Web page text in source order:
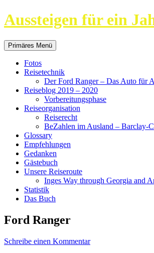
Aussteigen für ein
Suchen
Primäres Menü Springe
zum
Fotos
Reisetechnik
Der Ford Ranger – Das Auto für
Reiseblog 2019 – 2020
Vorbereitungsphase
Reiseorganisation
Reiserecht
BeZahlen im Ausland – Barclay-
Glossary
Empfehlungen
Gedanken
Gästebuch
Unsere Reiseroute
Inges Way through Georgia and
Statistik
Das Buch
Ford Ranger
Schreibe einen Kommentar